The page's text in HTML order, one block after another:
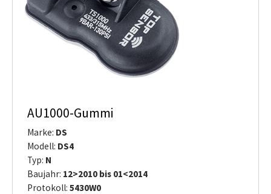
AU1000-Gummi
Marke: DS
Modell: DS4
Typ: N
Baujahr: 12>2010 bis 01<2014
Protokoll: 5430W0